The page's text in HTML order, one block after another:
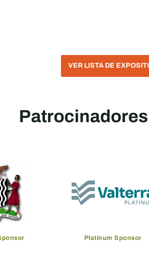
VER LISTA DE
Platinum Sponsor